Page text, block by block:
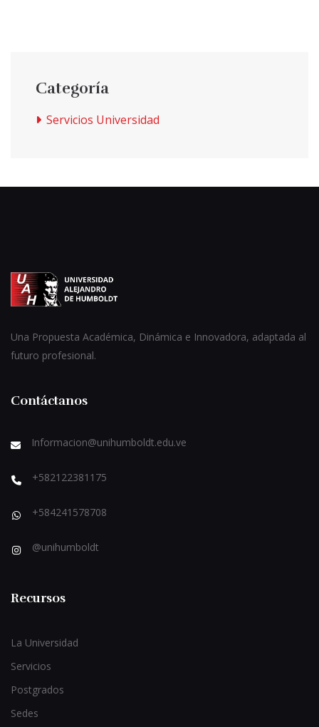
Categoría
Servicios Universidad
Una Propuesta Académica, Dinámica e Innovadora, adaptada al
futuro profesional.
Contáctanos
Informacion@unihumboldt.edu.ve
+582122381175
+584241578708
@unihumboldt
Recursos
La Universidad
Servicios
Postgrados
Sedes